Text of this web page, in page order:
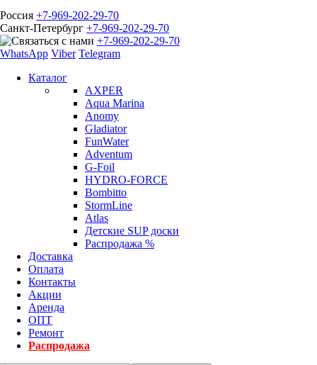
Россия +7-969-202-29-70
Санкт-Петербург +7-969-202-29-70
+7-969-202-29-70
WhatsApp Viber Telegram
Каталог
AXPER
Aqua Marina
Anomy
Gladiator
FunWater
Adventum
G-Foil
HYDRO-FORCE
Bombitto
StormLine
Atlas
Детские SUP доски
Распродажа %
Доставка
Оплата
Контакты
Акции
Аренда
ОПТ
Ремонт
Распродажа